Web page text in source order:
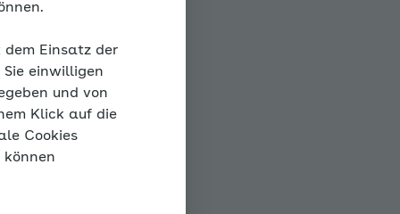
Einsatz der
einwilligen
und von
Klick auf die
Cookies